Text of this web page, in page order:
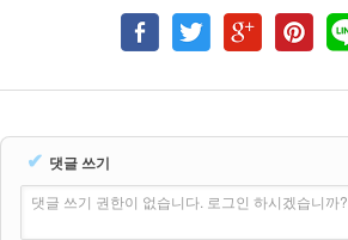
✔ 댓글 쓰기
댓글 쓰기 권한이 없습니다. 로그인 하시겠습니까?